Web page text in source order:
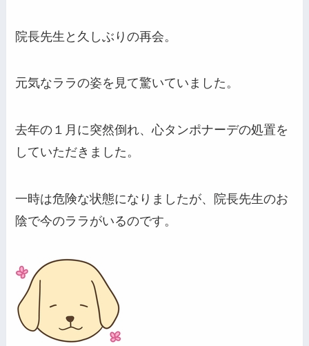
院長先生と久しぶりの再会。
元気なララの姿を見て驚いていました。
去年の１月に突然倒れ、心タンポナーデの処置を
していただきました。
一時は危険な状態になりましたが、院長先生のお
陰で今のララがいるのです。